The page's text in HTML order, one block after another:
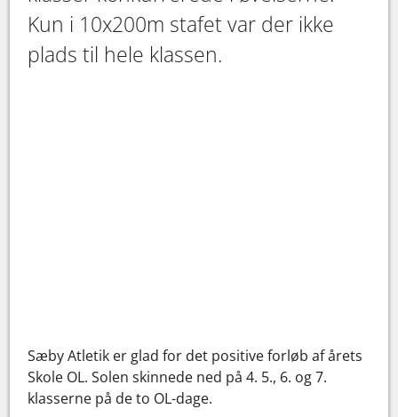
Kun i 10x200m stafet var der ikke
plads til hele klassen.
Sæby Atletik er glad for det positive forløb af årets
Skole OL. Solen skinnede ned på 4. 5., 6. og 7.
klasserne på de to OL-dage.